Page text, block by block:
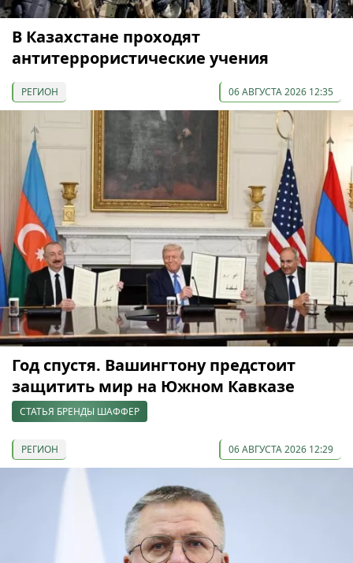
В Казахстане проходят
антитеррористические учения
РЕГИОН 06 АВГУСТА 2026 12:35
Год спустя. Вашингтону предстоит
защитить мир на Южном Кавказе
СТАТЬЯ БРЕНДЫ ШАФФЕР
РЕГИОН 06 АВГУСТА 2026 12:29